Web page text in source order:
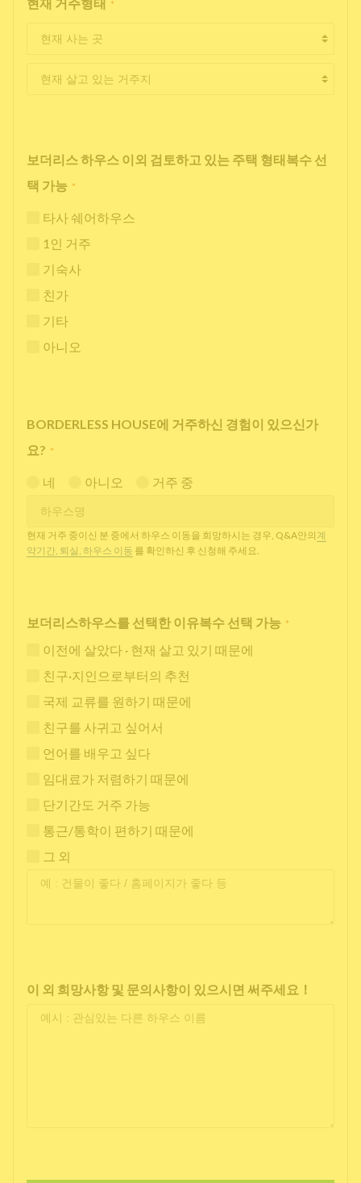
*
보더리스 하우스 이외 검토하고 있는 주택 형태복수 선
택 가능 *
타사 쉐어하우스
1인 거주
기숙사
친가
기타
아니오
BORDERLESS HOUSE에 거주하신 경험이 있으신가
요? *
네 아니오 거주 중
현재 거주 중이신 분 중에서 하우스 이동을 희망하시는 경우, Q&A안의 계
약기간, 퇴실, 하우스 이동 를 확인하신 후 신청해 주세요.
보더리스하우스를 선택한 이유복수 선택 가능 *
이전에 살았다 · 현재 살고 있기 때문에
친구·지인으로부터의 추천
국제 교류를 원하기 때문에
친구를 사귀고 싶어서
언어를 배우고 싶다
임대료가 저렴하기 때문에
단기간도 거주 가능
통근/통학이 편하기 때문에
그 외
이 외 희망사항 및 문의사항이 있으시면 써주세요！